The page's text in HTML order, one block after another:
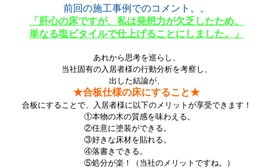
前回の施工事例でのコメント。。
「肝心の床ですが、私は発想力が欠乏したため、
単なる塩ビタイルで仕上げることにしました。」
あれから思考を巡らし、
当社固有の入居者様の行動分析を考察し、
出した結論が、
★合板仕様の床にすること★
合板にすることで、入居者様に以下のメリットが享受できます！
①本物の木の質感を味わえる。
②任意に塗装ができる。
③好きな床材を貼れる。
④落書きできる。
⑤処分が楽！（当社のメリットですね。）